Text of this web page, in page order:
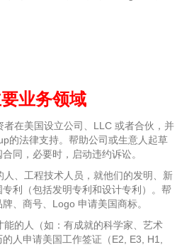
业务领域
者在美国设立公司、LLC 或者合伙，并
的法律支持。帮助公司或生意人起草
同，必要时，启动违约诉讼。
人、工程技术人员，就他们的发明、新
利（包括发明专利和设计专利）。帮
、商号、Logo 申请美国商标。
的人（如：有成就的科学家、艺术
人申请美国工作签证（E2, E3, H1,